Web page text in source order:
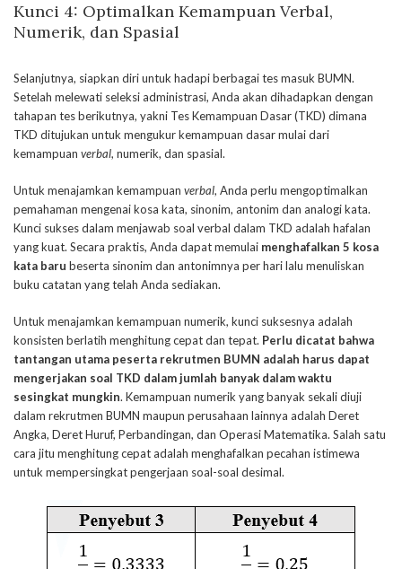
Kunci 4: Optimalkan Kemampuan Verbal,
Numerik, dan Spasial
Selanjutnya, siapkan diri untuk hadapi berbagai tes masuk BUMN.
Setelah melewati seleksi administrasi, Anda akan dihadapkan dengan
tahapan tes berikutnya, yakni Tes Kemampuan Dasar (TKD) dimana
TKD ditujukan untuk mengukur kemampuan dasar mulai dari
kemampuan verbal, numerik, dan spasial.
Untuk menajamkan kemampuan verbal, Anda perlu mengoptimalkan
pemahaman mengenai kosa kata, sinonim, antonim dan analogi kata.
Kunci sukses dalam menjawab soal verbal dalam TKD adalah hafalan
yang kuat. Secara praktis, Anda dapat memulai menghafalkan 5 kosa
kata baru beserta sinonim dan antonimnya per hari lalu menuliskan
buku catatan yang telah Anda sediakan.
Untuk menajamkan kemampuan numerik, kunci suksesnya adalah
konsisten berlatih menghitung cepat dan tepat. Perlu dicatat bahwa
tantangan utama peserta rekrutmen BUMN adalah harus dapat
mengerjakan soal TKD dalam jumlah banyak dalam waktu
sesingkat mungkin. Kemampuan numerik yang banyak sekali diuji
dalam rekrutmen BUMN maupun perusahaan lainnya adalah Deret
Angka, Deret Huruf, Perbandingan, dan Operasi Matematika. Salah satu
cara jitu menghitung cepat adalah menghafalkan pecahan istimewa
untuk mempersingkat pengerjaan soal-soal desimal.